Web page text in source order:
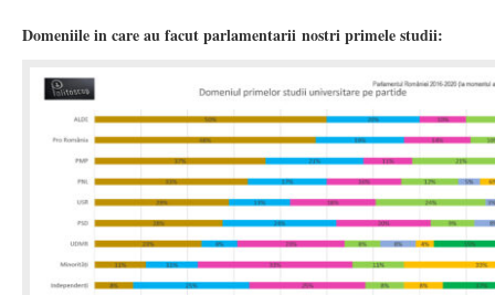
Domeniile in care au facut parlamentarii nostri primele studii: